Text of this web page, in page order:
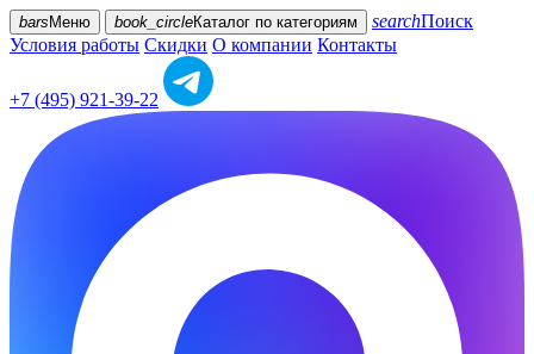
bars Меню book_circleКаталог по категориям searchПоиск
Условия работы Скидки О компании Контакты
+7 (495) 921-39-22